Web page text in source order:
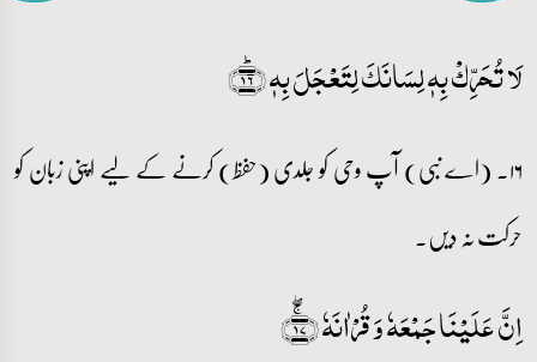
لَا تُحَرِّکۡ بِہٖ لِسَانَکَ لِتَعۡجَلَ بِہٖ ﴿ؕ۱۶﴾
۱۶۔ (اے نبی) آپ وحی کو جلدی (حفظ) کرنے کے لیے اپنی زبان کو
حرکت نہ دیں۔
اِنَّ عَلَیۡنَا جَمۡعَہٗ وَ قُرۡاٰنَہٗ ﴿ۚۖ۱۷﴾